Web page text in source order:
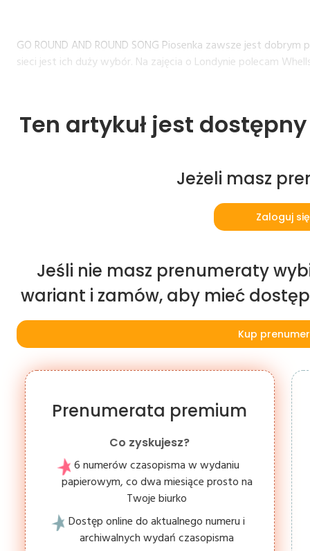
GO ROUND AND ROUND SONG Piosenka zawsze jest
sieci jest ich duży wybór. Na zajęcia o Londynie polecam
Ten artykuł jest
Jeżeli masz
Zaloguj się
Jeśli nie masz prenumeraty
wariant i zamów, aby mieć
Kup
Prenumerata premium
Co zyskujesz?
6 numerów czasopisma w wydaniu
papierowym, co dwa miesiące prosto na
Twoje biurko
Dostęp online do aktualnego numeru i
archiwalnych wydań czasopisma